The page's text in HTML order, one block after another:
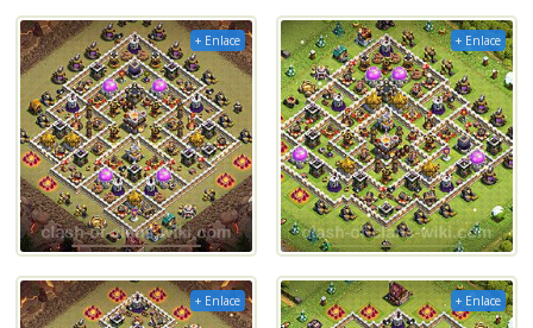
+ Enlace + Enlace
+ Enlace + Enlace